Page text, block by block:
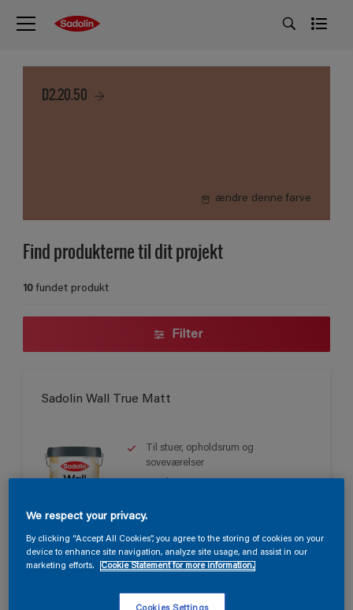
D2.20.50
ændre denne farve
Find produkterne til dit projekt
10fundet produkt
Filter
Sadolin Wall True Matt
Til stuer, opholdsrum og
soveværelser
We respect your privacy.
By clicking “Accept All Cookies”, you agree to the storing of cookies on your
device to enhance site navigation, analyze site usage, and assist in our
marketing efforts.
Cookie Statement for more information.